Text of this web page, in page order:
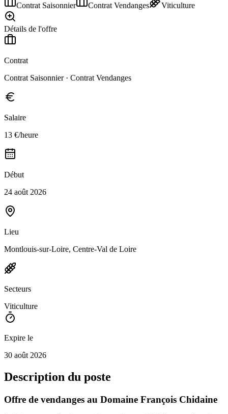
Contrat Saisonnier
Contrat Vendanges Viticulture
Détails de l'offre
Contrat
Contrat Saisonnier · Contrat Vendanges
Salaire
13 €/heure
Début
24 août 2026
Lieu
Montlouis-sur-Loire, Centre-Val de Loire
Secteurs
Viticulture
Expire le
30 août 2026
Description du poste
Offre de vendanges au Domaine François Chidaine